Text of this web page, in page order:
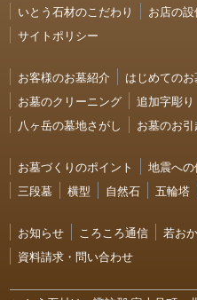
いとう石材のこだわり
お店の
サイトポリシー
お客様のお墓紹介 はじめてのお
お墓のクリーニング
追加字彫り
八ヶ岳の墓地さがし
お墓のお引
お墓づくりのポイント 地震への
三段墓
横型 自然石 五輪塔
お知らせ ころころ通信
若お
資料請求・問い合わせ